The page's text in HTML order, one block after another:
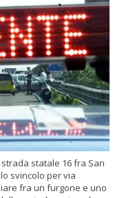
statale 16 fra San
svincolo per via
fra un furgone e uno